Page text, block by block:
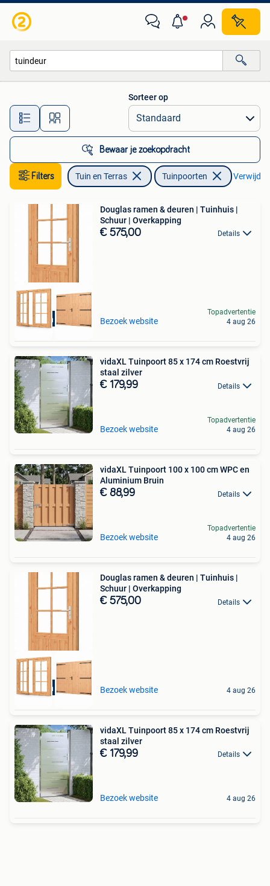
Alle afstanden…
Sorteer op
Bewaar je zoekopdracht
Filters Tuin en Terras Tuinpoorten
Douglas ramen & deuren | Tuinhuis |
Schuur | Overkapping
€ 575,00 Details
Bezoek website
Topadvertentie
4 aug 26
vidaXL Tuinpoort 85 x 174 cm Roestvrij
staal zilver
€ 179,99 Details
Bezoek website
Topadvertentie
4 aug 26
vidaXL Tuinpoort 100 x 100 cm WPC en
Aluminium Bruin
€ 88,99 Details
Bezoek website
Topadvertentie
4 aug 26
Douglas ramen & deuren | Tuinhuis |
Schuur | Overkapping
€ 575,00 Details
Bezoek website 4 aug 26
vidaXL Tuinpoort 85 x 174 cm Roestvrij
staal zilver
€ 179,99 Details
Bezoek website 4 aug 26